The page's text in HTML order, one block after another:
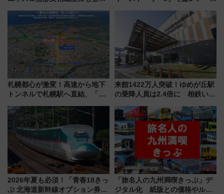
に 乗車には予約が必要
デコレーションも徹底解説
札幌都心が激変！高速から地下
トンネルで札幌駅へ直結、「創
から本格着工、延長4.8km整備
事業の全貌
来館1422万人突破！ゆめが丘駅
の乗降人員は2.4倍に 相鉄いず
年祭にそうにゃん＆DB.スター
マンが登場
2026年夏も必須！「青春18きっ
ぷ 北海道新幹線オプション券」
「旅名人の九州満喫きっぷ」デ
ジタル化 紙版との価格やルー